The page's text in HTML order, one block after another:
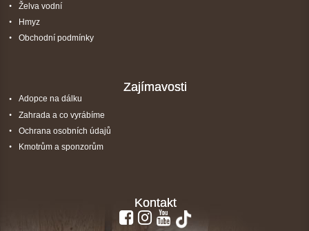
Želva vodní
Hmyz
Obchodní podmínky
Zajímavosti
Adopce na dálku
Zahrada a co vyrábíme
Ochrana osobních údajů
Kmotrům a sponzorům
Kontakt